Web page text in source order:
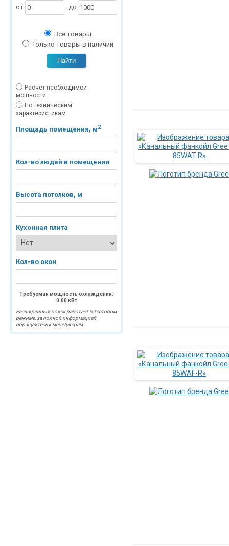
от
до
Все товары
Только товары в наличии
Найти
Расчет необходимой
мощности
По техническим
характеристикам
Площадь помещения, м2
Кол-во людей в помещении
Высота потолков, м
Кухонная плита
Кол-во окон
Требуемая мощность охлаждения:
0.00 кВт
Расширенный поиск работает в тестовом
режиме, за полной информацией
обращайтесь к менеджерам